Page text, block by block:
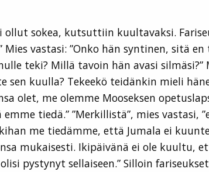
ollut sokea, kutsuttiin kuultavaksi.
Mies vastasi: ”Onko hän syntinen, sitä
teki? Millä tavoin hän avasi
sen kuulla? Tekeekö teidänkin mieli
olet, me olemme Mooseksen
emme tiedä.” ”Merkillistä”, mies
me tiedämme, että Jumala ei
mukaisesti. Ikipäivänä ei ole kuultu,
pystynyt sellaiseen.” Silloin